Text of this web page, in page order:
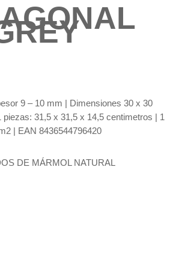
9 – 10 mm | Dimensiones 30 x 30
31,5 x 31,5 x 14,5 centimetros | 1
| EAN 8436544796420
DE MÁRMOL NATURAL